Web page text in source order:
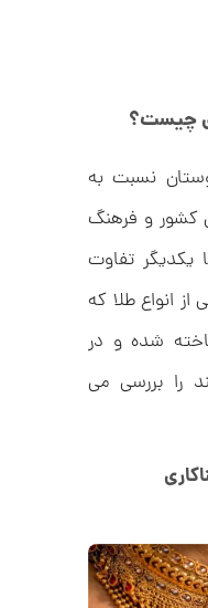
چیست؟
نسبت به
کشور و فرهنگ
یکدیگر تفاوت
از انواع طلا که
شده و در
را بررسی می